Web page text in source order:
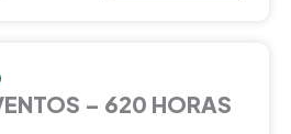
– 620 HORAS